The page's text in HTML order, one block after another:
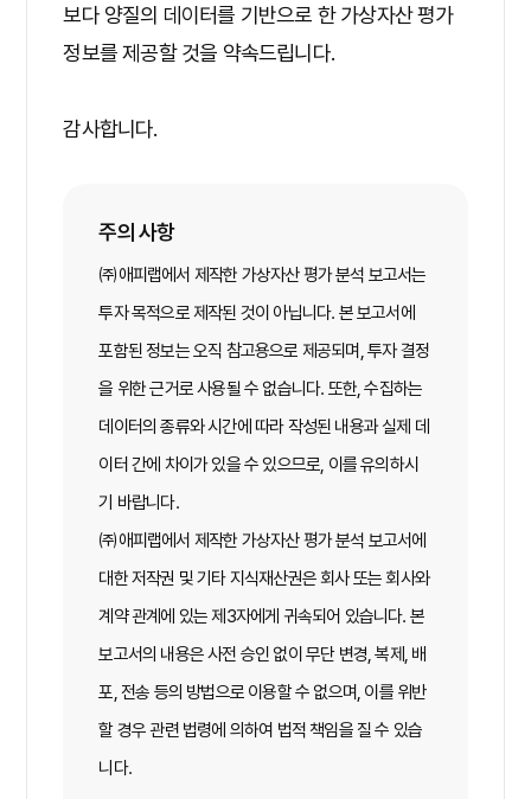
보다 양질의 데이터를 기반으로 한 가상자산 평가
정보를 제공할 것을 약속드립니다.
감사합니다.
주의 사항
㈜애피랩에서 제작한 가상자산 평가 분석 보고서는
투자 목적으로 제작된 것이 아닙니다. 본 보고서에
포함된 정보는 오직 참고용으로 제공되며, 투자 결정
을 위한 근거로 사용될 수 없습니다. 또한, 수집하는
데이터의 종류와 시간에 따라 작성된 내용과 실제 데
이터 간에 차이가 있을 수 있으므로, 이를 유의하시
기 바랍니다.
㈜애피랩에서 제작한 가상자산 평가 분석 보고서에
대한 저작권 및 기타 지식재산권은 회사 또는 회사와
계약 관계에 있는 제3자에게 귀속되어 있습니다. 본
보고서의 내용은 사전 승인 없이 무단 변경, 복제, 배
포, 전송 등의 방법으로 이용할 수 없으며, 이를 위반
할 경우 관련 법령에 의하여 법적 책임을 질 수 있습
니다.